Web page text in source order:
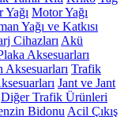
Yağı Motor Yağı
Yağı ve Katkısı
Cihazları Akü
Aksesuarları
Aksesuarları Trafik
Jant ve Jant
Diğer Trafik Ürünleri
Bidonu Acil Çıkış